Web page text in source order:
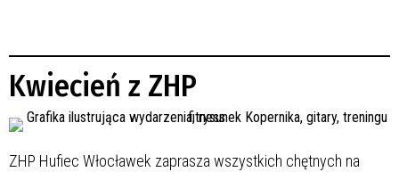
Kwiecień z ZHP
ZHP Hufiec Włocławek zaprasza wszystkich chętnych na